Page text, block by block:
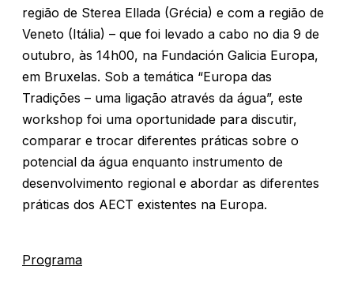
região de Sterea Ellada (Grécia) e com a região de
Veneto (Itália) – que foi levado a cabo no dia 9 de
outubro, às 14h00, na Fundación Galicia Europa,
em Bruxelas. Sob a temática “Europa das
Tradições – uma ligação através da água”, este
workshop foi uma oportunidade para discutir,
comparar e trocar diferentes práticas sobre o
potencial da água enquanto instrumento de
desenvolvimento regional e abordar as diferentes
práticas dos AECT existentes na Europa.
Programa